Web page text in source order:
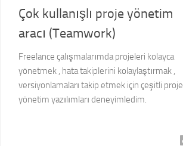
Çok kullanışlı proje yönetim
aracı (Teamwork)
Freelance çalışmalarımda projeleri kolayca
yönetmek , hata takiplerini kolaylaştırmak ,
versiyonlamaları takip etmek için çeşitli proje
yönetim yazılımları deneyimledim.